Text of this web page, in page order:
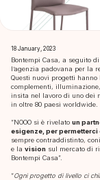
18 January, 2023
Bontempi Casa, a seguito
l’agenzia padovana per la
Questi nuovi progetti hanno
complementi,
insita nel lavoro di uno dei
in oltre 80 paesi worldwide.
“NOOO si è rivelatoun
esigenze, per
sempre contraddistinto,
e lavision sul mercato di
Bontempi Casa”.
“Ogni progetto di livello ci